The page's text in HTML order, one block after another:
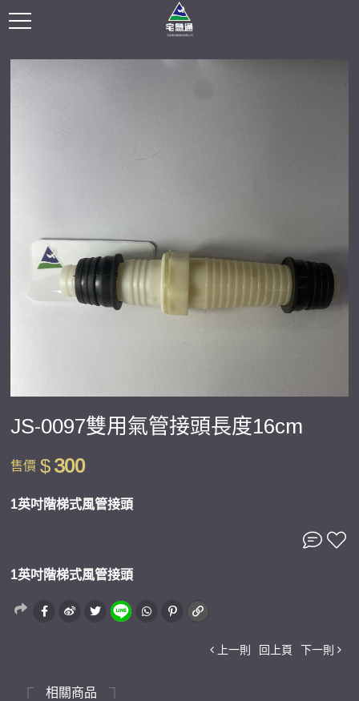
JS-0097雙用氣管接頭長度16cm
售價 $300
1英吋階梯式風管接頭
1英吋階梯式風管接頭
上一則 回上頁 下一則
相關商品